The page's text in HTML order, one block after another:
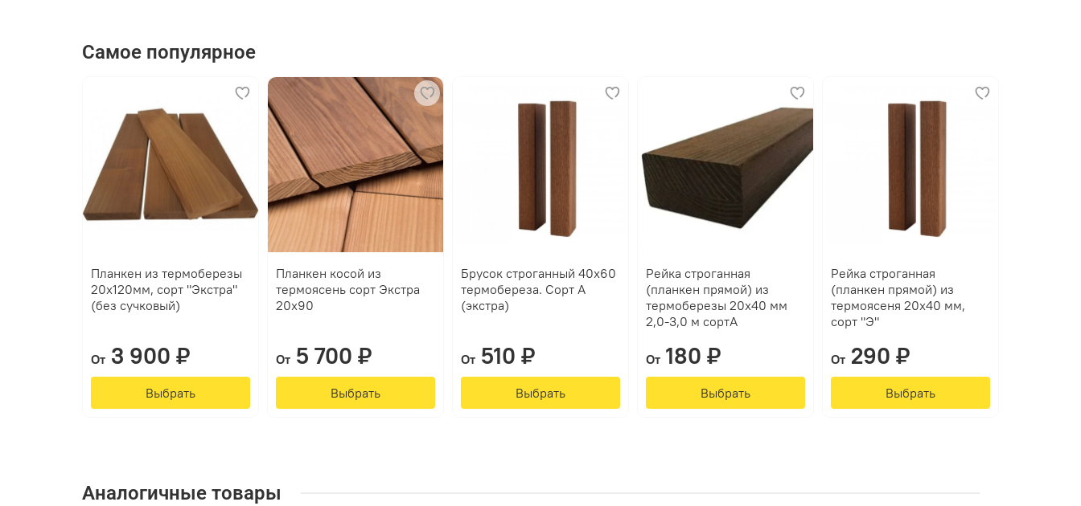
Самое популярное
Планкен из термоберезы
20х120мм, сорт "Экстра"
(без сучковый)
От 3 900 ₽
Выбрать
Планкен косой из
термоясень сорт Экстра
20х90
От 5 700 ₽
Выбрать
Брусок строганный 40х60
термобереза. Сорт А
(экстра)
От 510 ₽
Выбрать
Рейка строганная
(планкен прямой) из
термоберезы 20х40 мм
2,0-3,0 м сортА
От 180 ₽
Выбрать
Рейка строганная
(планкен прямой) из
термоясеня 20х40 мм,
сорт "Э"
От 290 ₽
Выбрать
Аналогичные товары